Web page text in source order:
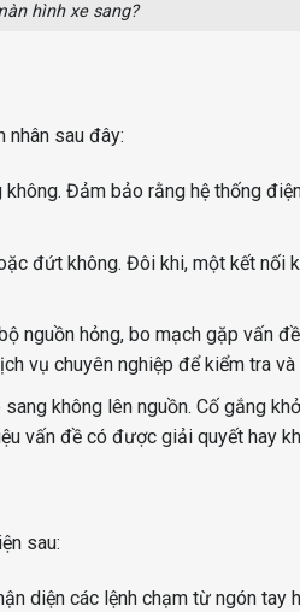
hình xe sang?
nhân sau đây:
Đảm bảo rằng hệ thống
đứt không. Đôi khi, một kết nối
nguồn hỏng, bo mạch gặp vấn
vụ chuyên nghiệp để kiểm tra
không lên nguồn. Cố gắng
vấn đề có được giải quyết hay
sau:
diện các lệnh chạm từ ngón tay